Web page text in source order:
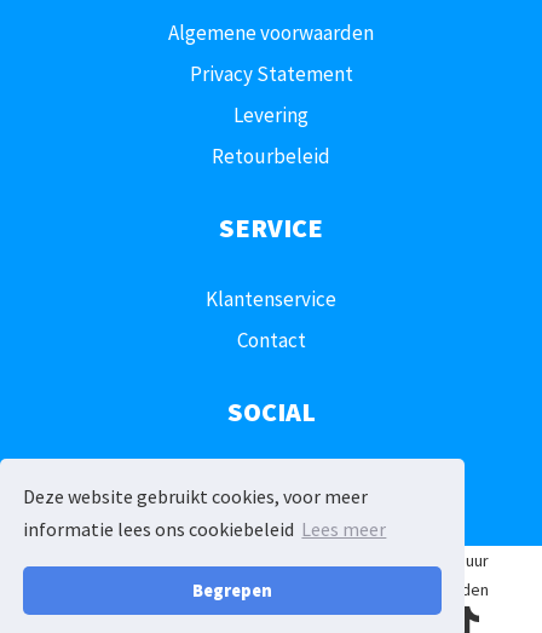
Deze website gebruikt cookies, voor meer
informatie lees ons cookiebeleid Lees meer
Begrepen
Algemene voorwaarden
Privacy Statement
Levering
Retourbeleid
SERVICE
Klantenservice
Contact
SOCIAL
© 2026 - Feestverhuur
Drechtsteden
facebookinstagramtiktok